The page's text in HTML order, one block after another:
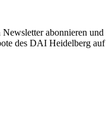
abonnieren und
des DAI Heidelberg auf